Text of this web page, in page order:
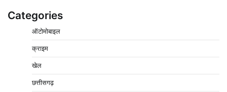
Categories
ऑटोमोबाइल
क्राइम
खेल
छत्तीसगढ़
मजदूर महासंघ ने सौंपा ज्ञापन